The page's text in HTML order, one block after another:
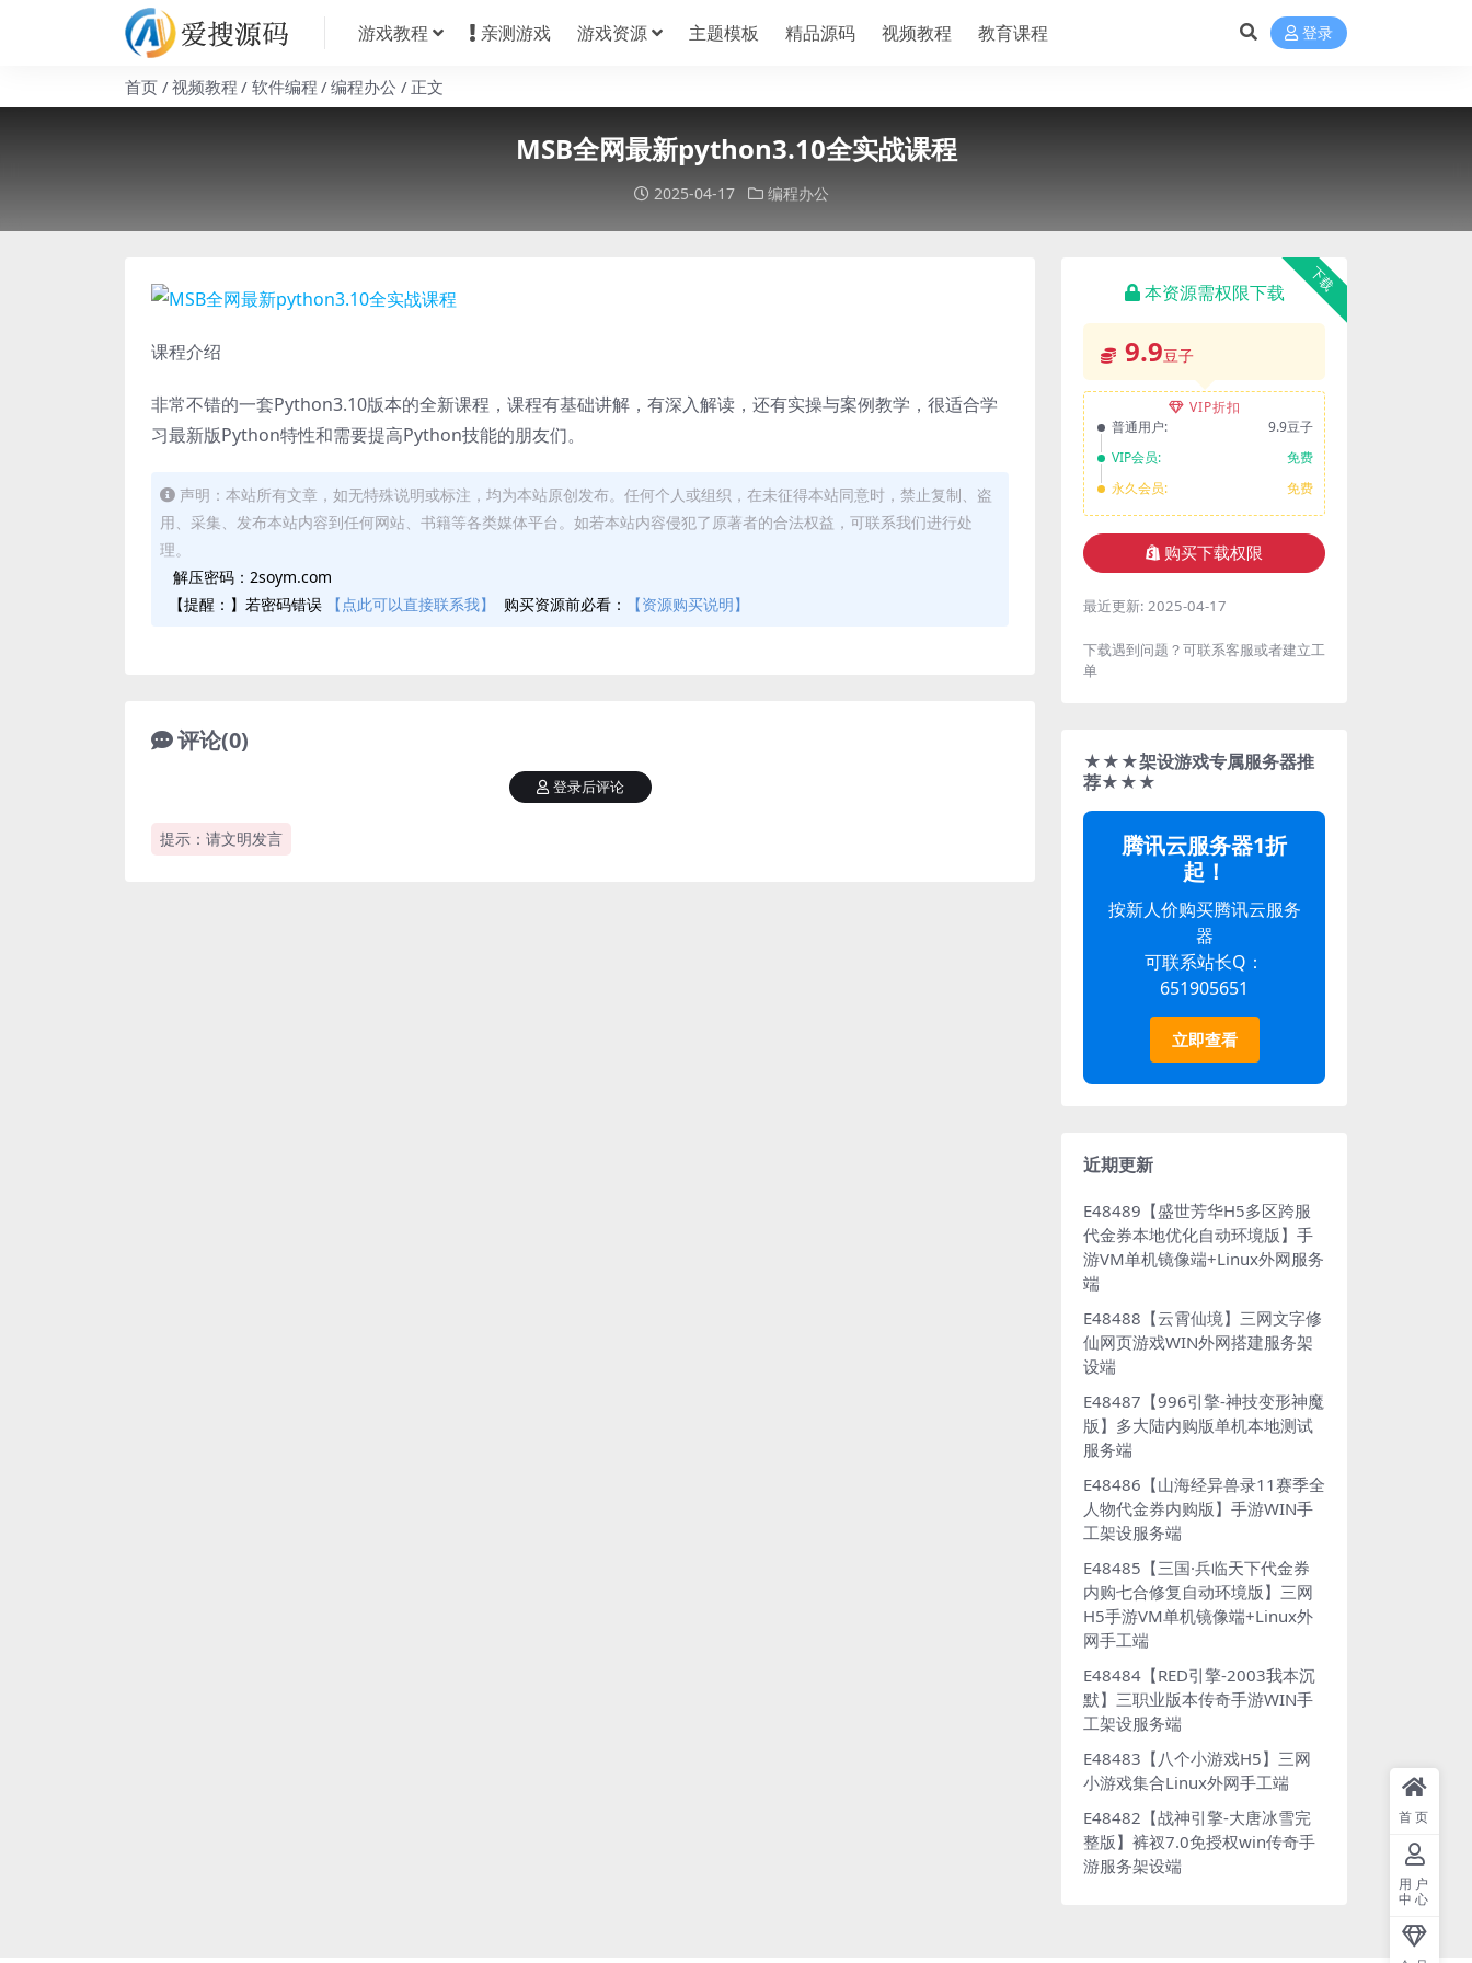
游戏教程 亲测游戏 游戏资源 主题模板 精品源码 视频教程 教育课程 登录
首页 视频教程 软件编程 编程办公 正文
MSB全网最新python3.10全实战课程
2025-04-17 编程办公
课程介绍
非常不错的一套Python3.10版本的全新课程，课程有基础讲解，有深入解读，还有实操与案例教学，很适合学
习最新版Python特性和需要提高Python技能的朋友们。
声明：本站所有文章，如无特殊说明或标注，均为本站原创发布。任何个人或组织，在未征得本站同意时，禁止复制、盗
用、采集、发布本站内容到任何网站、书籍等各类媒体平台。如若本站内容侵犯了原著者的合法权益，可联系我们进行处
理。
解压密码：2soym.com
【提醒：】若密码错误
【点此可以直接联系我】 购买资源前必看： 【资源购买说明】
评论(0)
提示：请文明发言
登录后评论
下载
本资源需权限下载
9.9豆子
VIP折扣
普通用户:
9.9豆子
VIP会员:
免费
永久会员:
免费
购买下载权限
最近更新: 2025-04-17
下载遇到问题？可联系客服或者建立工
单
★★★架设游戏专属服务器推
荐★★★
腾讯云服务器1折
起！
按新人价购买腾讯云服务
器
可联系站长Q：
651905651
立即查看
近期更新
E48489【盛世芳华H5多区跨服
代金券本地优化自动环境版】手
游VM单机镜像端+Linux外网服务
端
E48488【云霄仙境】三网文字修
仙网页游戏WIN外网搭建服务架
设端
E48487【996引擎-神技变形神魔
版】多大陆内购版单机本地测试
服务端
E48486【山海经异兽录11赛季全
人物代金券内购版】手游WIN手
工架设服务端
E48485【三国·兵临天下代金券
内购七合修复自动环境版】三网
H5手游VM单机镜像端+Linux外
网手工端
E48484【RED引擎-2003我本沉
默】三职业版本传奇手游WIN手
工架设服务端
E48483【八个小游戏H5】三网
小游戏集合Linux外网手工端
E48482【战神引擎-大唐冰雪完
整版】裤衩7.0免授权win传奇手
游服务架设端
首页
用户
中心